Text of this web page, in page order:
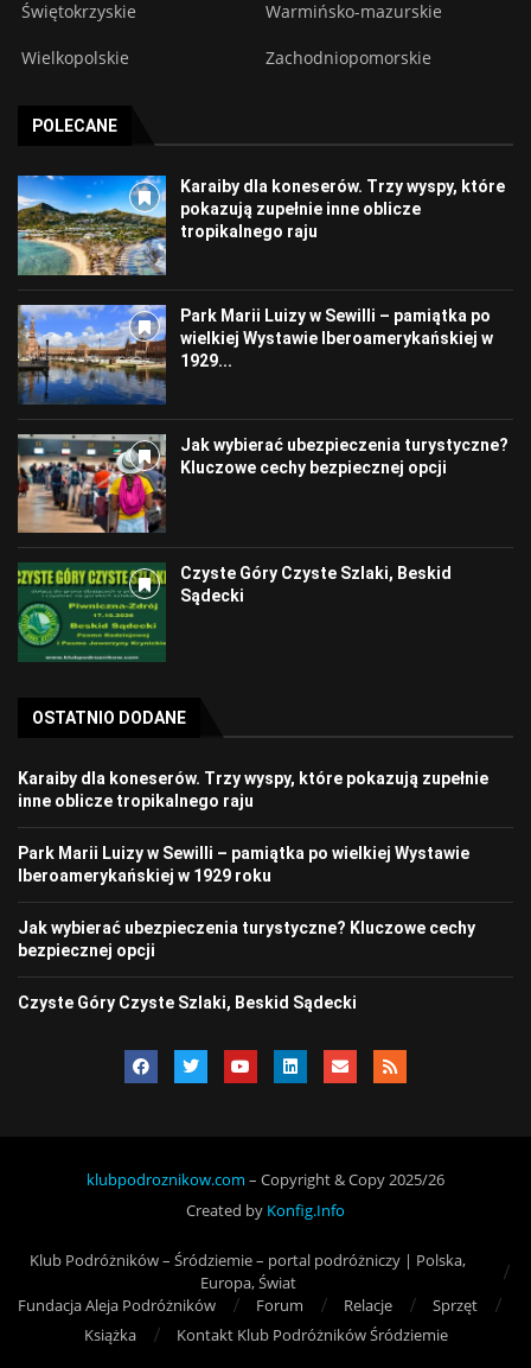
Świętokrzyskie Warmińsko-mazurskie
Wielkopolskie Zachodniopomorskie
POLECANE
Karaiby dla koneserów. Trzy wyspy, które
pokazują zupełnie inne oblicze
tropikalnego raju
Park Marii Luizy w Sewilli – pamiątka po
wielkiej Wystawie Iberoamerykańskiej w
1929...
Jak wybierać ubezpieczenia turystyczne?
Kluczowe cechy bezpiecznej opcji
Czyste Góry Czyste Szlaki, Beskid
Sądecki
OSTATNIO DODANE
Karaiby dla koneserów. Trzy wyspy, które pokazują zupełnie
inne oblicze tropikalnego raju
Park Marii Luizy w Sewilli – pamiątka po wielkiej Wystawie
Iberoamerykańskiej w 1929 roku
Jak wybierać ubezpieczenia turystyczne? Kluczowe cechy
bezpiecznej opcji
Czyste Góry Czyste Szlaki, Beskid Sądecki
klubpodroznikow.com – Copyright & Copy 2025/26
Created by Konfig.Info
Klub Podróżników – Śródziemie – portal podróżniczy | Polska,
Europa, Świat
Fundacja Aleja Podróżników
Forum Relacje
Sprzęt
Książka
Kontakt Klub Podróżników Śródziemie